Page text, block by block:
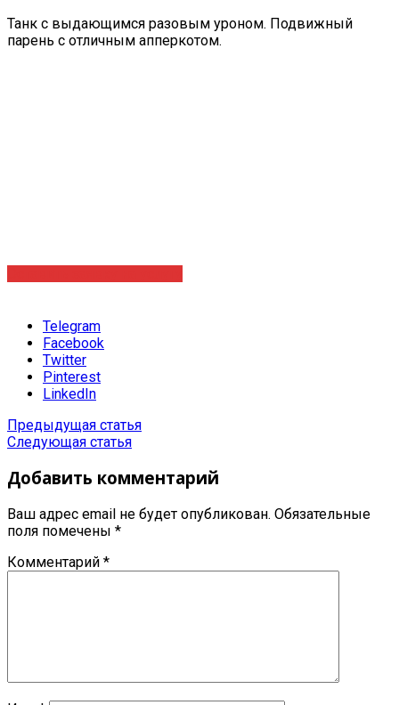
Танк с выдающимся разовым уроном. Подвижный
парень с отличным апперкотом.
Telegram
Facebook
Twitter
Pinterest
LinkedIn
Предыдущая статья
Следующая статья
Добавить комментарий
Ваш адрес email не будет опубликован. Обязательные
поля помечены *
Комментарий *